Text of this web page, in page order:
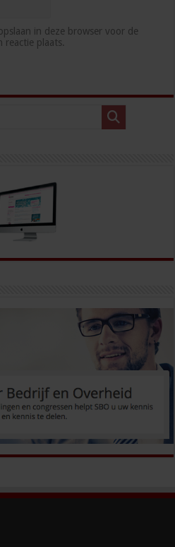
in deze browser voor de
reactie plaats.